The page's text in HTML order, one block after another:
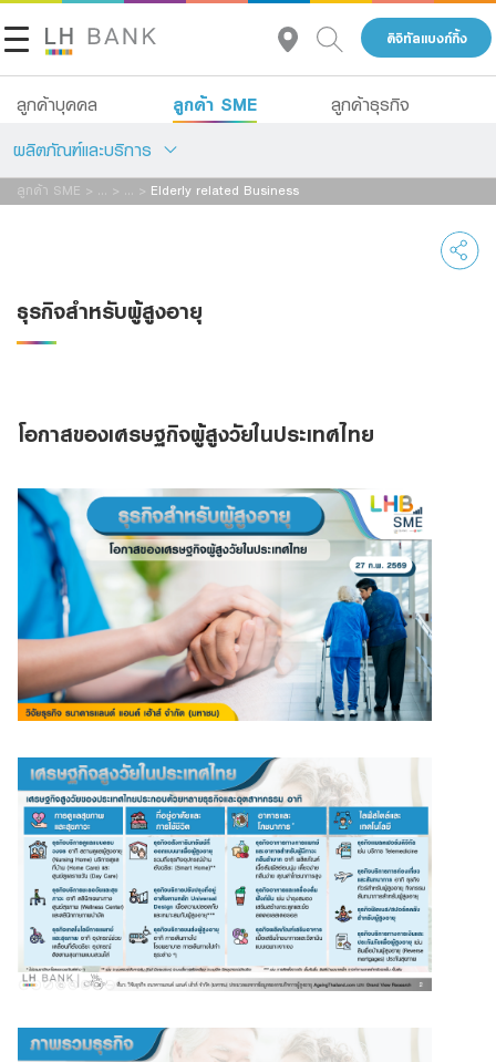
ดิจิทัลแบงก์กิ้ง
ลูกค้าบุคคล ลูกค้า SME ลูกค้าธุรกิจ
ผลิตภัณฑ์และบริการ
เกี่ยวกับเรา
ติดต่อเรา
โทร 1327
บริการ
สินเชื่อทั้งหมด
สินเชื่อธุรกิจ
สินเชื่อและบริการการค้าระหว่างประเทศ
สินเชื่อแฟคเตอริ่ง
หนังสือค้ำประกัน
Green Transition Advisory Loan
Electronics & Electrical Appliances Loan
Construction Material Loan
เครื่องคำนวณสินเชื่อ SME
ลูกค้า SME > > > Elderly related Business
ธุรกิจสำหรับผู้สูงอายุ
โอกาสของเศรษฐกิจผู้สูงวัยในประเทศไทย